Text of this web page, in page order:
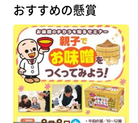
おすすめの懸賞